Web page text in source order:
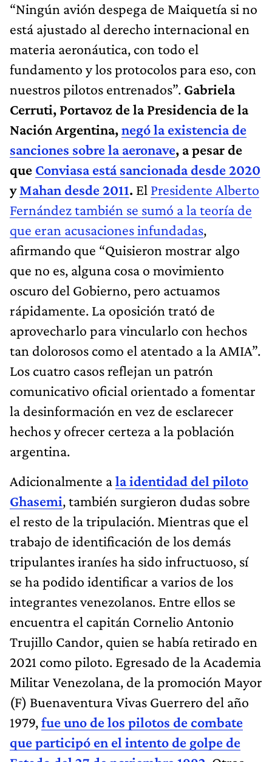
“Ningún avión despega de Maiquetía si no
está ajustado al derecho internacional en
materia aeronáutica, con todo el
fundamento y los protocolos para eso, con
nuestros pilotos entrenados”. Gabriela
Cerruti, Portavoz de la Presidencia de la
Nación Argentina,negó la existencia de
sanciones sobre la aeronave, a pesar de
que Conviasa está sancionada desde 2020
yMahan desde 2011. El Presidente Alberto
Fernández también se sumó a la teoría de
que eran acusaciones infundadas,
afirmando que “Quisieron mostrar algo
que no es, alguna cosa o movimiento
oscuro del Gobierno, pero actuamos
rápidamente. La oposición trató de
aprovecharlo para vincularlo con hechos
tan dolorosos como el atentado a la AMIA”.
Los cuatro casos reflejan un patrón
comunicativo oficial orientado a fomentar
la desinformación en vez de esclarecer
hechos y ofrecer certeza a la población
argentina.
Adicionalmente ala identidad del piloto
Ghasemi, también surgieron dudas sobre
el resto de la tripulación. Mientras que el
trabajo de identificación de los demás
tripulantes iraníes ha sido infructuoso, sí
se ha podido identificar a varios de los
integrantes venezolanos. Entre ellos se
encuentra el capitán Cornelio Antonio
Trujillo Candor, quien se había retirado en
2021 como piloto. Egresado de la Academia
Militar Venezolana, de la promoción Mayor
(F) Buenaventura Vivas Guerrero del año
1979,fue uno de los pilotos de combate
que participó en el intento de golpe de